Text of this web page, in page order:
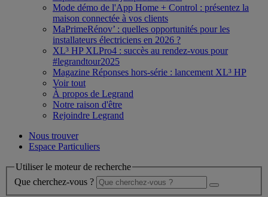
Mode démo de l'App Home + Control : présentez la
maison connectée à vos clients
MaPrimeRénov’ : quelles opportunités pour les
installateurs électriciens en 2026 ?
XL³ HP XLPro4 : succès au rendez-vous pour
#legrandtour2025
Magazine Réponses hors-série : lancement XL³ HP
Voir tout
À propos de Legrand
Notre raison d'être
Rejoindre Legrand
Nous trouver
Espace Particuliers
Utiliser le moteur de recherche
Que cherchez-vous ?